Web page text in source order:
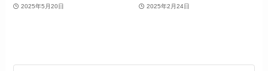
2025年5月20日 2025年2月24日